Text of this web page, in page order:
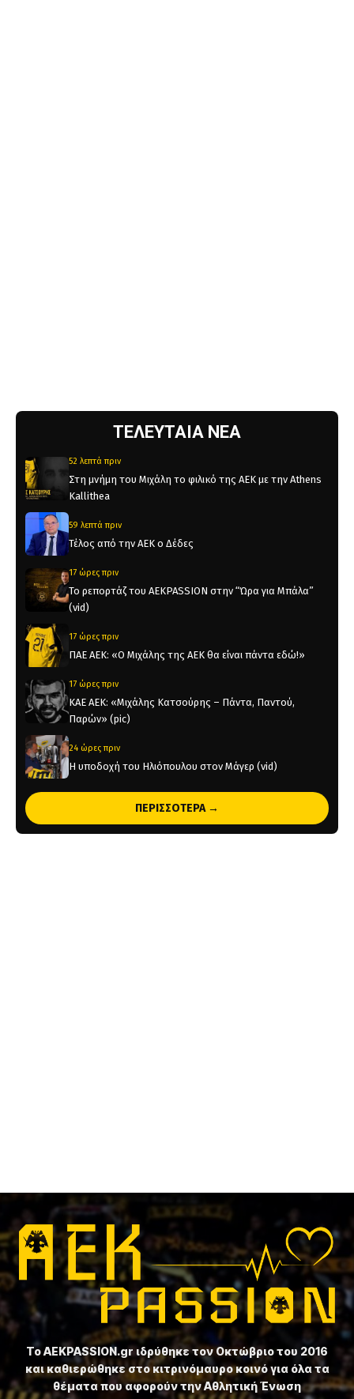
ΤΕΛΕΥΤΑΙΑ ΝΕΑ
52 λεπτά πριν
Στη μνήμη του Μιχάλη το φιλικό της ΑΕΚ με την Athens
Kallithea
59 λεπτά πριν
Τέλος από την ΑΕΚ ο Δέδες
17 ώρες πριν
Το ρεπορτάζ του AEKPASSION στην “Ώρα για Μπάλα”
(vid)
17 ώρες πριν
ΠΑΕ ΑΕΚ: «Ο Μιχάλης της ΑΕΚ θα είναι πάντα εδώ!»
17 ώρες πριν
KAE AEK: «Μιχάλης Κατσούρης – Πάντα, Παντού,
Παρών» (pic)
24 ώρες πριν
Η υποδοχή του Ηλιόπουλου στον Μάγερ (vid)
ΠΕΡΙΣΣΟΤΕΡΑ →
Το ⁦AEKPASSION.gr⁩ ιδρύθηκε τον Οκτώβριο του 2016
και καθιερώθηκε στο κιτρινόμαυρο κοινό για όλα τα
θέματα που αφορούν την Αθλητική Ένωση